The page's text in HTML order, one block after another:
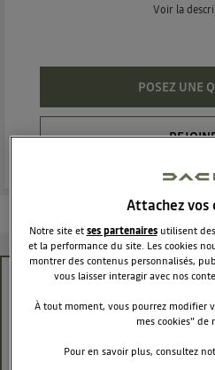
Voir la
POSEZ UNE
Les questions de la communauté
comment trouver des
Attachez vos
Notre site etses partenairesutilisent
et la performance du site. Les cookies
montrer des contenus personnalisés,
vous laisser interagir avec nos
À tout moment, vous pourrez modifier
mes cookies" de
Pour en savoir plus, consultez